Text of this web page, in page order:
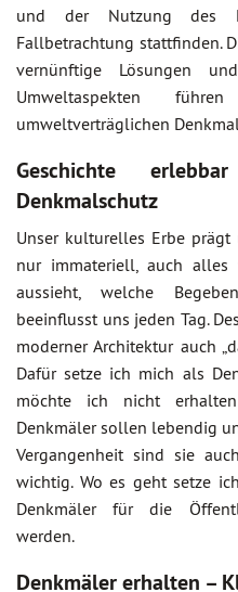
und der Nutzung des
Fallbetrachtung stattfinden.
vernünftige Lösungen
Umweltaspekten
umweltverträglichen
Geschichte
Denkmalschutz
Unser kulturelles Erbe prägt
nur immateriell, auch
aussieht, welche
beeinflusst uns jeden Tag.
moderner Architektur auch
Dafür setze ich mich als
möchte ich nicht
Denkmäler sollen lebendig
Vergangenheit sind sie
wichtig. Wo es geht setze
Denkmäler für die
werden.
Denkmäler erhalten –